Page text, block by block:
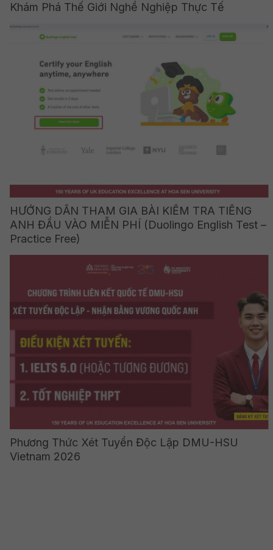
Khám Phá Thế Giới Nghề Nghiệp Thực Tế
HƯỚNG DẪN THAM GIA BÀI KIỂM TRA TIẾNG
ANH ĐẦU VÀO MIỄN PHÍ (Duolingo English Test –
Practice Free)
Phương Thức Xét Tuyển Độc Lập DMU-HSU
Vietnam 2026